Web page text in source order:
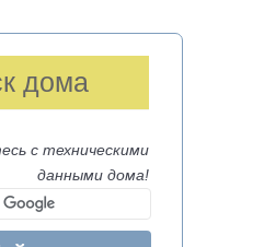
дома
с техническими
данными дома!